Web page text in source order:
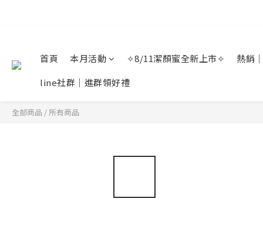
首頁 本月活動 ✧8/11潔顏蜜全新上市✧
熱銷
line社群｜進群領好禮
全部商品 / 所有商品